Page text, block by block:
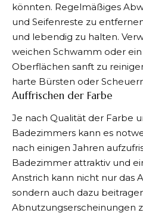
könnten. Regelmäßiges
und Seifenreste zu
und lebendig zu halten.
weichen Schwamm oder
Oberflächen sanft zu
harte Bürsten oder
Auffrischen der Farbe
Je nach Qualität der Farbe
Badezimmers kann es
nach einigen Jahren
Badezimmer attraktiv und
Anstrich kann nicht nur das
sondern auch dazu
Abnutzungserscheinungen